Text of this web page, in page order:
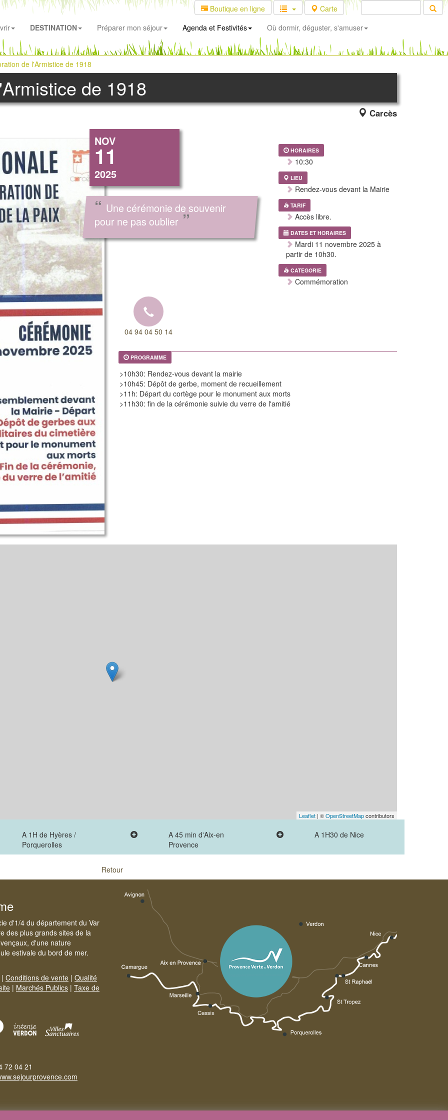
Boutique en ligne
Carte
DESTINATION Préparer mon séjour Agenda et Festivités Où dormir, déguster, s'amuser
de l'Armistice de 1918
de 1918
Carcès
NOV
11
2025
“ Une cérémonie de souvenir
pour ne pas oublier ”
HORAIRES
10:30
LIEU
Rendez-vous devant la Mairie
TARIF
Accès libre.
DATES ET HORAIRES
Mardi 11 novembre 2025 à
partir de 10h30.
CATEGORIE
Commémoration
04 94 04 50 14
PROGRAMME
>10h30: Rendez-vous devant la mairie
>10h45: Dépôt de gerbe, moment de recueillement
>11h: Départ du cortège pour le monument aux morts
>11h30: fin de la cérémonie suivie du verre de l'amitié
Leaflet | ©OpenStreetMapcontributors
A 1H de Hyères /
Porquerolles
A 45 min d'Aix-en
Provence
A 1H30 de Nice
Retour
d'1/4 du département du Var
des plus grands sites de la
d'une nature
estivale du bord de mer.
| Conditions de vente | Qualité
| Marchés Publics | Taxe de
72 04 21